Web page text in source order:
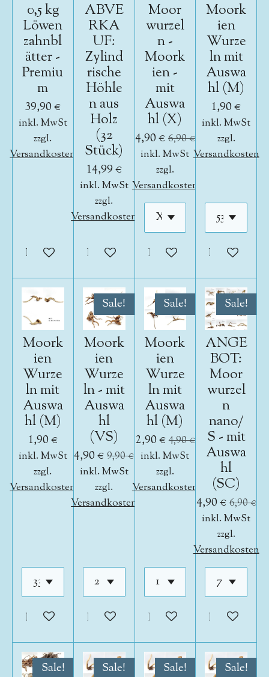
0,5 kg
Löwen
zahnbl
ätter -
Premiu
m
39,90 €
inkl. MwSt
zzgl.
Versandkosten
In den Warenkorb
ABVE
RKA
UF:
Zylind
rische
Höhle
n aus
Holz
(32
Stück)
14,99 €
inkl. MwSt
zzgl.
Versandkosten
In den Warenkorb
Moor
wurzel
n -
Moork
ien -
mit
Auswa
hl (X)
4,90 € 6,90 €
inkl. MwSt
zzgl.
Versandkosten
In den Warenkorb
Moork
ien
Wurze
ln mit
Auswa
hl (M)
1,90 €
inkl. MwSt
zzgl.
Versandkosten
In den
Moork
ien
Wurze
ln mit
Auswa
hl (M)
1,90 €
inkl. MwSt
zzgl.
Versandkosten
In den Warenkorb
Sale!
Moork
ien
Wurze
ln - mit
Auswa
hl
(VS)
4,90 € 9,90 €
inkl. MwSt
zzgl.
Versandkosten
In den Warenkorb
Sale!
Moork
ien
Wurze
ln mit
Auswa
hl (M)
2,90 € 4,90 €
inkl. MwSt
zzgl.
Versandkosten
In den Warenkorb
Sale!
ANGE
BOT:
Moor
wurzel
n
nano/
S - mit
Auswa
hl
(SC)
4,90 €6,90 €
inkl. MwSt
zzgl.
Versandkosten
In den
Sale! Sale! Sale! Sale!